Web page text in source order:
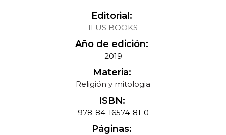
Editorial:
ILUS BOOKS
Año de edición:
2019
Materia:
Religión y mitologia
ISBN:
978-84-16574-81-0
Páginas: